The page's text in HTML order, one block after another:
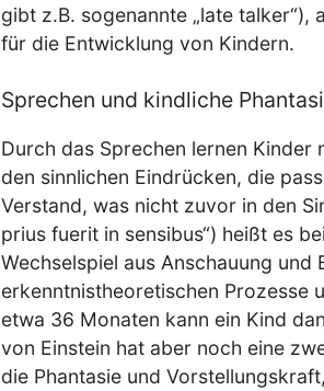
gibt z.B. sogenannte „late
für die Entwicklung von Kindern.
Sprechen und kindliche
Durch das Sprechen lernen
den sinnlichen Eindrücken, die
Verstand, was nicht zuvor in den
prius fuerit in sensibus“) heißt es
Wechselspiel aus Anschauung
erkenntnistheoretischen Prozesse
etwa 36 Monaten kann ein Kind
von Einstein hat aber noch eine
die Phantasie und